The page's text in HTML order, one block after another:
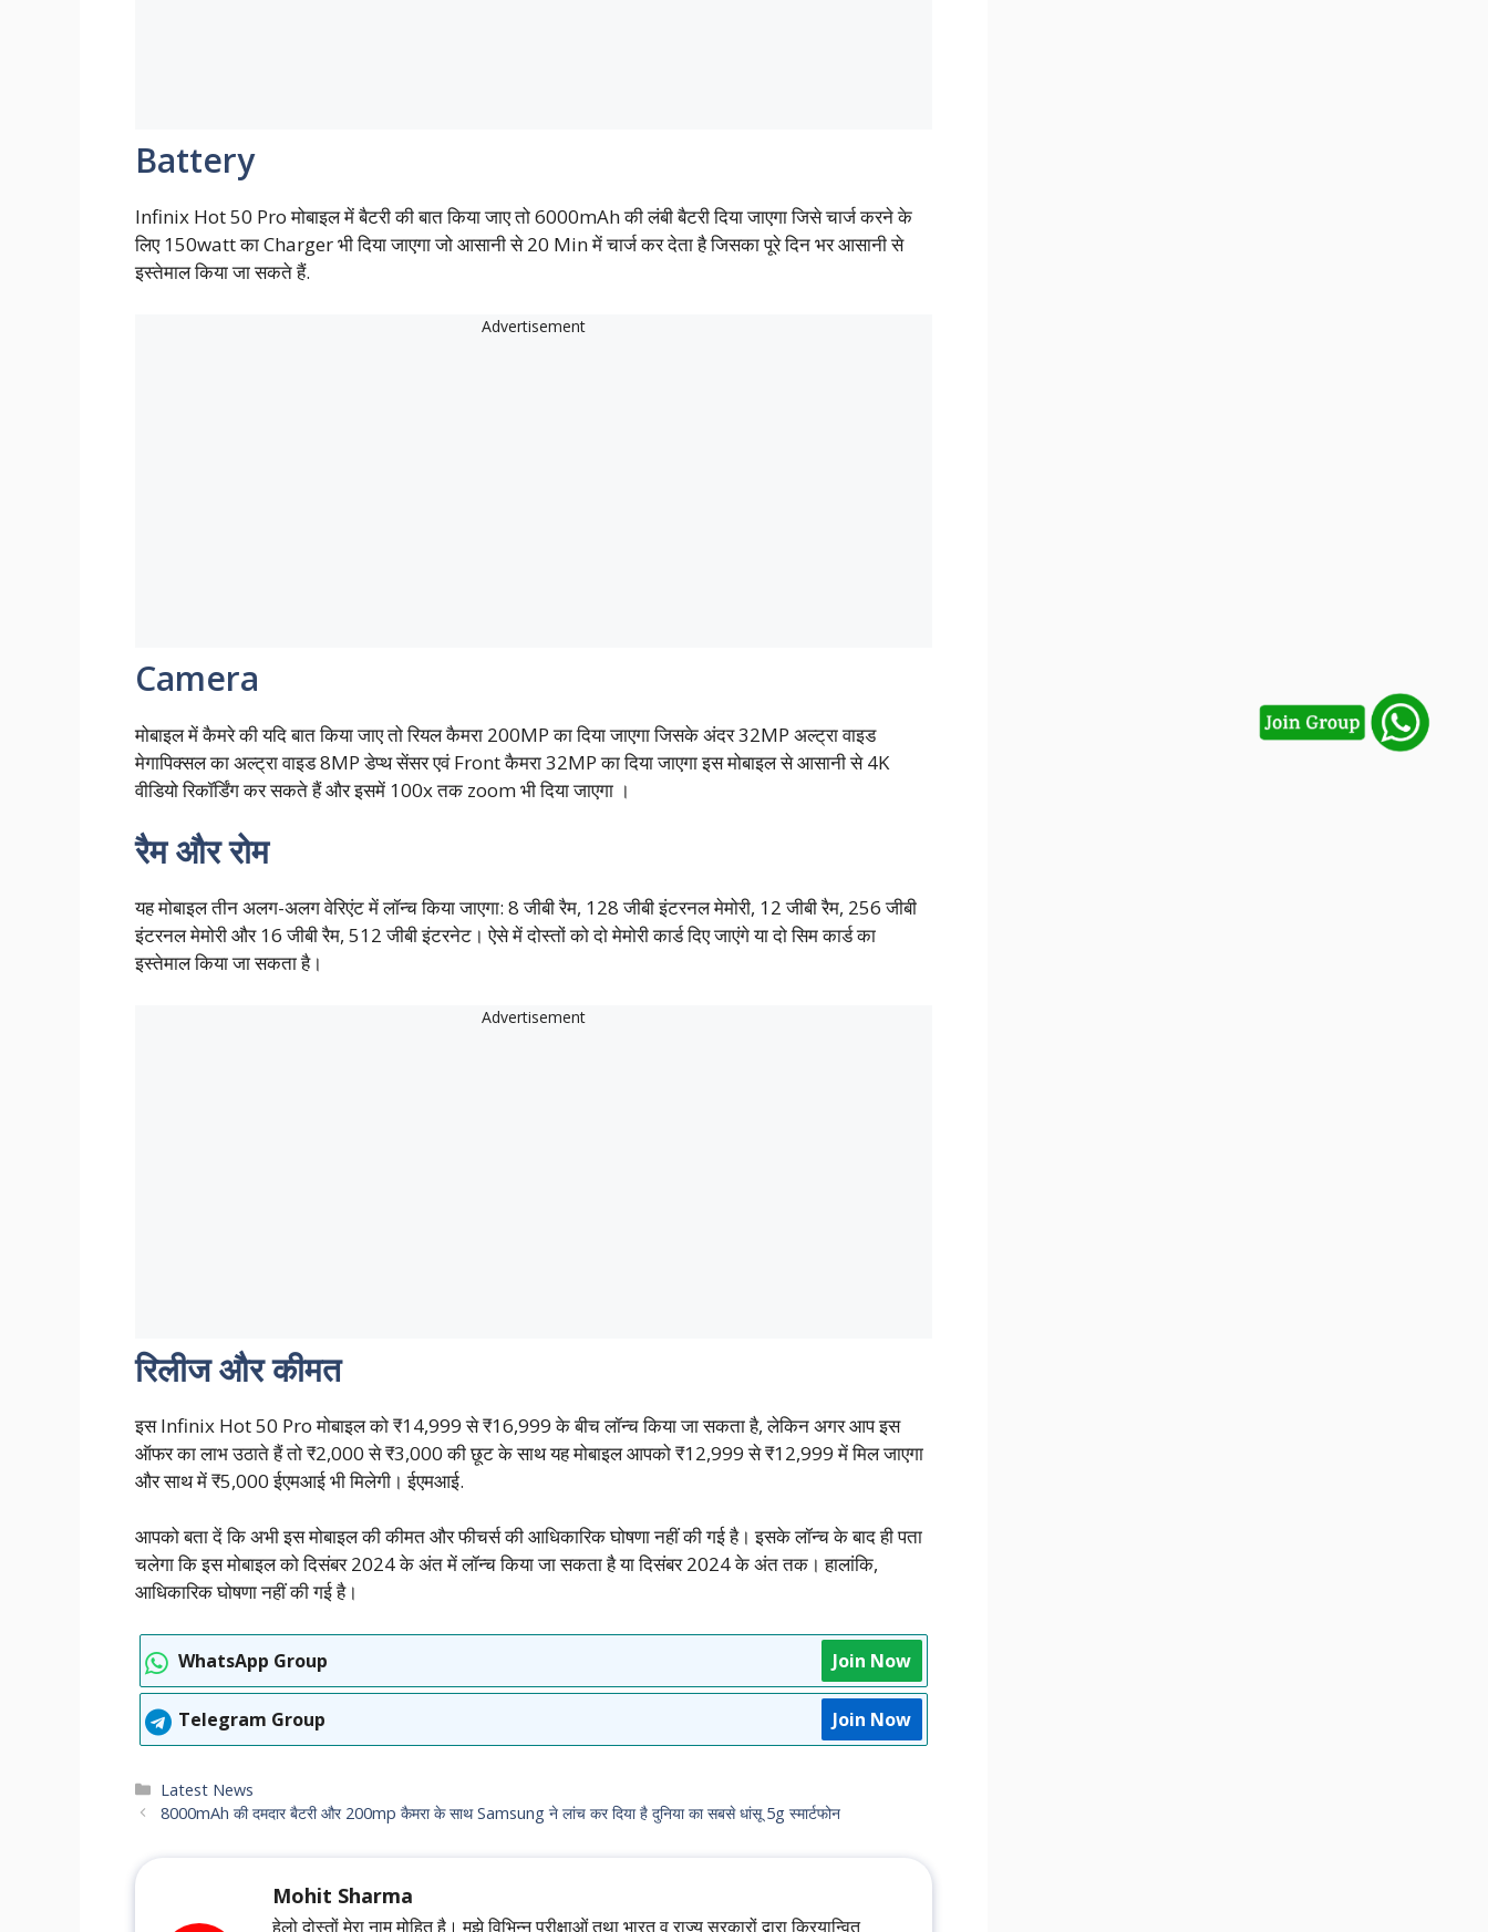
Battery
Infinix Hot 50 Pro मोबाइल में बैटरी की बात किया जाए तो 6000mAh की लंबी बैटरी दिया जाएगा जिसे चार्ज करने के
लिए 150watt का Charger भी दिया जाएगा जो आसानी से 20 Min में चार्ज कर देता है जिसका पूरे दिन भर आसानी से
इस्तेमाल किया जा सकते हैं.
Camera
मोबाइल में कैमरे की यदि बात किया जाए तो रियल कैमरा 200MP का दिया जाएगा जिसके अंदर 32MP अल्ट्रा वाइड
मेगापिक्सल का अल्ट्रा वाइड 8MP डेप्थ सेंसर एवं Front कैमरा 32MP का दिया जाएगा इस मोबाइल से आसानी से 4K
वीडियो रिकॉर्डिंग कर सकते हैं और इसमें 100x तक zoom भी दिया जाएगा ।
रैम और रोम
यह मोबाइल तीन अलग-अलग वेरिएंट में लॉन्च किया जाएगा: 8 जीबी रैम, 128 जीबी इंटरनल मेमोरी, 12 जीबी रैम, 256 जीबी
इंटरनल मेमोरी और 16 जीबी रैम, 512 जीबी इंटरनेट। ऐसे में दोस्तों को दो मेमोरी कार्ड दिए जाएंगे या दो सिम कार्ड का
इस्तेमाल किया जा सकता है।
रिलीज और कीमत
इस Infinix Hot 50 Pro मोबाइल को ₹14,999 से ₹16,999 के बीच लॉन्च किया जा सकता है, लेकिन अगर आप इस
ऑफर का लाभ उठाते हैं तो ₹2,000 से ₹3,000 की छूट के साथ यह मोबाइल आपको ₹12,999 से ₹12,999 में मिल जाएगा
और साथ में ₹5,000 ईएमआई भी मिलेगी। ईएमआई.
आपको बता दें कि अभी इस मोबाइल की कीमत और फीचर्स की आधिकारिक घोषणा नहीं की गई है। इसके लॉन्च के बाद ही पता
चलेगा कि इस मोबाइल को दिसंबर 2024 के अंत में लॉन्च किया जा सकता है या दिसंबर 2024 के अंत तक। हालांकि,
आधिकारिक घोषणा नहीं की गई है।
WhatsApp Group Join Now
Telegram Group Join Now
Categories
Latest News
8000mAh की दमदार बैटरी और 200mp कैमरा के साथ Samsung ने लांच कर दिया है दुनिया का सबसे धांसू 5g स्मार्टफोन
Mohit Sharma
हेलो दोस्तों मेरा नाम मोहित है। मुझे विभिन्न परीक्षाओं तथा भारत व राज्य सरकारों द्वारा क्रियान्वित